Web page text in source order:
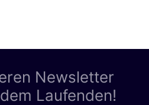
Newsletter
Laufenden!